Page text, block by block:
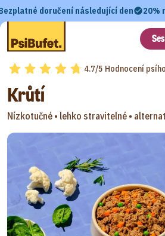
doručení následující den 20%
4.7/5 Hodnocení
Krůtí
Nízkotučné • lehko stravitelné •